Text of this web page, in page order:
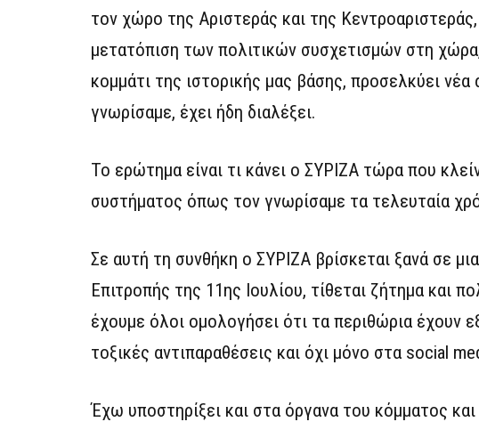
τον χώρο της Αριστεράς και της
μετατόπιση των πολιτικών συσχετισμών στη
κομμάτι της ιστορικής μας βάσης, προσελκύει
γνωρίσαμε, έχει ήδη διαλέξει.
Το ερώτημα είναι τι κάνει ο ΣΥΡΙΖΑ τώρα που
συστήματος όπως τον γνωρίσαμε τα τελευταία
Σε αυτή τη συνθήκη ο ΣΥΡΙΖΑ βρίσκεται ξανά σε
Επιτροπής της 11ης Ιουλίου, τίθεται ζήτημα και
έχουμε όλοι ομολογήσει ότι τα περιθώρια έχουν
τοξικές αντιπαραθέσεις και όχι μόνο στα social
Έχω υποστηρίξει και στα όργανα του κόμματος